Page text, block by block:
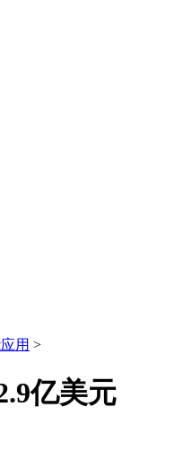
用 >
亿美元